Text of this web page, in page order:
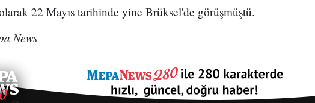
22 Mayıs tarihinde yine Brüksel'de görüşmüştü.
News